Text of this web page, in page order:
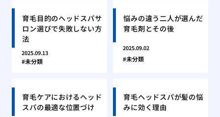
育毛目的のヘッドスパサ
ロン選びで失敗しない方
法
2025.09.13
未分類
悩みの違う二人が選んだ
育毛剤とその後
2025.09.02
未分類
育毛ケアにおけるヘッド
スパの最適な位置づけ
育毛ヘッドスパが髪の悩
みに効く理由